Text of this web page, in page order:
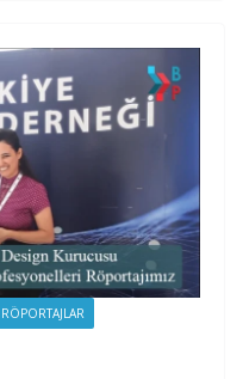
RÖPORTAJLAR